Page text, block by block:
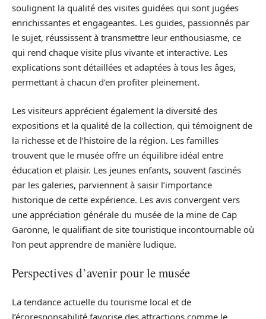
soulignent la qualité des visites guidées qui sont jugées
enrichissantes et engageantes. Les guides, passionnés par
le sujet, réussissent à transmettre leur enthousiasme, ce
qui rend chaque visite plus vivante et interactive. Les
explications sont détaillées et adaptées à tous les âges,
permettant à chacun d’en profiter pleinement.
Les visiteurs apprécient également la diversité des
expositions et la qualité de la collection, qui témoignent de
la richesse et de l’histoire de la région. Les familles
trouvent que le musée offre un équilibre idéal entre
éducation et plaisir. Les jeunes enfants, souvent fascinés
par les galeries, parviennent à saisir l’importance
historique de cette expérience. Les avis convergent vers
une appréciation générale du musée de la mine de Cap
Garonne, le qualifiant de site touristique incontournable où
l’on peut apprendre de manière ludique.
Perspectives d’avenir pour le musée
La tendance actuelle du tourisme local et de
l’écoresponsabilité favorise des attractions comme le